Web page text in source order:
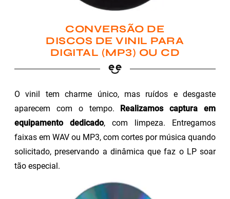
CONVERSÃO DE
DISCOS DE VINIL PARA
DIGITAL (MP3) OU CD
O vinil tem charme único, mas ruídos e desgaste
aparecem com o tempo.
Realizamos captura em
equipamento dedicado, com limpeza. Entregamos
faixas em WAV ou MP3, com cortes por música quando
solicitado, preservando a dinâmica que faz o LP soar
tão especial.